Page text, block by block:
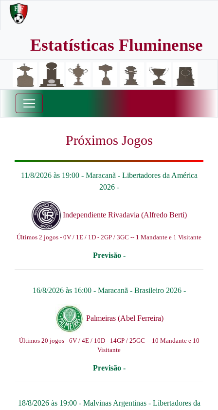
Estatísticas Fluminense
Próximos Jogos
11/8/2026 às 19:00 - Maracanã - Libertadores da América
2026-
Independiente Rivadavia (Alfredo Berti)
Últimos 2 jogos - 0V / 1E / 1D - 2GP / 3GC -- 1 Mandante e 1 Visitante
Previsão -
16/8/2026 às 16:00 - Maracanã - Brasileiro 2026-
Palmeiras (Abel Ferreira)
Últimos 20 jogos - 6V / 4E / 10D - 14GP / 25GC -- 10 Mandante e 10
Visitante
Previsão -
18/8/2026 às 19:00 - Malvinas Argentinas- Libertadores da